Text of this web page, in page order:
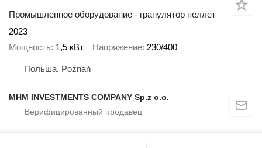
Промышленное оборудование - гранулятор пеллет
2023
Мощность 1,5 кВт Напряжение 230/400
Польша, Poznań
MHM INVESTMENTS COMPANY Sp.z o.o.